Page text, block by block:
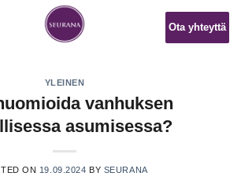
Ota yhteyttä
YLEINEN
vanhuksen
asumisessa?
ON 19.09.2024 BY SEURANA